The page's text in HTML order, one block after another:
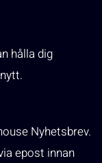
hålla dig
Nyhetsbrev.
epost innan